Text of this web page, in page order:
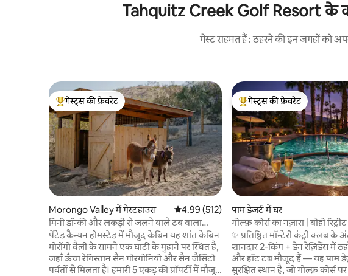
Tahquitz Creek Golf Resort के
गेस्ट सहमत हैं : ठहरने की इन जगहों को
गेस्ट्स का टॉप फ़ेवरेट
गेस्ट्स की फ़ेवरेट
Morongo Valley में गेस्टहाउस औसत रेटिंग 5 में से 4.99, 512 समीक्षाएँ
4.99 (512)
मिनी डॉन्की और लकड़ी से जलने वाले टब वाला
विल्डरनेस केबिन
पेंटेड कैन्यन होमस्टेड में मौजूद केबिन यह शांत केबिन
मोरोंगो वैली के सामने एक घाटी के मुहाने पर स्थित है,
जहाँ ऊँचा रेगिस्तान सैन गोरगोनियो और सैन जैसिंटो
पर्वतों से मिलता है। हमारी 5 एकड़ की प्रॉपर्टी में मौजूद
गेस्ट्स का टॉप फ़ेवरेट
गेस्ट्स की फ़ेवरेट
पाम डेजर्ट में घर
गोल्फ़ कोर्स का नज़ारा | बोहो
✨ प्रतिष्ठित मॉन्टेरी कंट्री क्लब
शानदार 2-किंग + डेन रेज़िडेंस में
और हॉट टब मौजूद हैं — यह पाम
सुरक्षित स्थान है, जो गोल्फ़ कोर्स